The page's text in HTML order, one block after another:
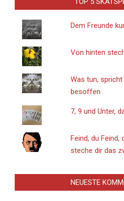
Dem Freunde
Von hinten
Was tun,
besoffen
7, 9 und Unter,
Feind, du
steche dir das
NEUESTE